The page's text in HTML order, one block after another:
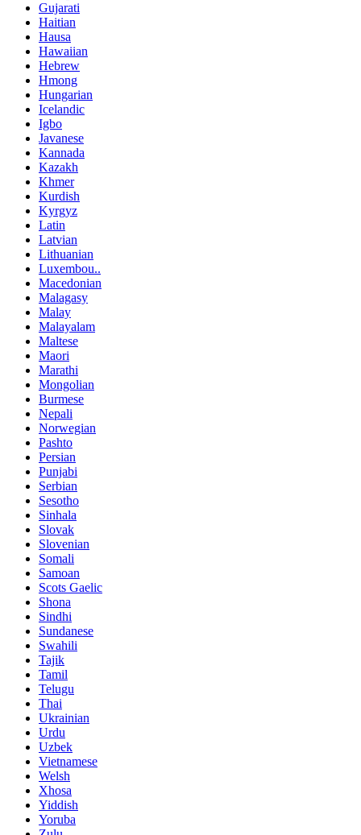
Gujarati
Haitian
Hausa
Hawaiian
Hebrew
Hmong
Hungarian
Icelandic
Igbo
Javanese
Kannada
Kazakh
Khmer
Kurdish
Kyrgyz
Latin
Latvian
Lithuanian
Luxembou..
Macedonian
Malagasy
Malay
Malayalam
Maltese
Maori
Marathi
Mongolian
Burmese
Nepali
Norwegian
Pashto
Persian
Punjabi
Serbian
Sesotho
Sinhala
Slovak
Slovenian
Somali
Samoan
Scots Gaelic
Shona
Sindhi
Sundanese
Swahili
Tajik
Tamil
Telugu
Thai
Ukrainian
Urdu
Uzbek
Vietnamese
Welsh
Xhosa
Yiddish
Yoruba